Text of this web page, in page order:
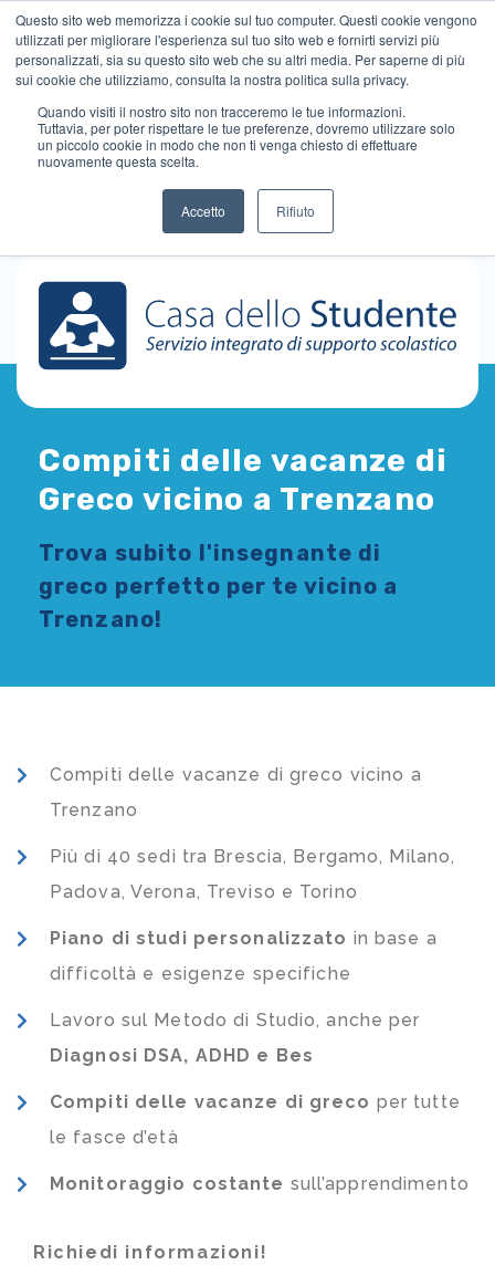
Questo sito web memorizza i cookie sul tuo computer. Questi cookie vengono
utilizzati per migliorare l'esperienza sul tuo sito web e fornirti servizi più
personalizzati, sia su questo sito web che su altri media. Per saperne di più
sui cookie che utilizziamo, consulta la nostra politica sulla privacy.
Quando visiti il ​​nostro sito non tracceremo le tue informazioni.
Tuttavia, per poter rispettare le tue preferenze, dovremo utilizzare solo
un piccolo cookie in modo che non ti venga chiesto di effettuare
nuovamente questa scelta.
Accetto Rifiuto
Compiti delle vacanze di
Greco vicino a Trenzano
Trova subito l'insegnante di
greco perfetto per te vicino a
Trenzano!
Compiti delle vacanze di greco vicino a
Trenzano
Più di 40 sedi tra Brescia, Bergamo, Milano,
Padova, Verona, Treviso e Torino
Piano di studi personalizzato in base a
difficoltà e esigenze specifiche
Lavoro sul Metodo di Studio, anche per
Diagnosi DSA, ADHD e Bes
Compiti delle vacanze di greco per tutte
le fasce d’età
Monitoraggio costante sull’apprendimento
Richiedi informazioni!